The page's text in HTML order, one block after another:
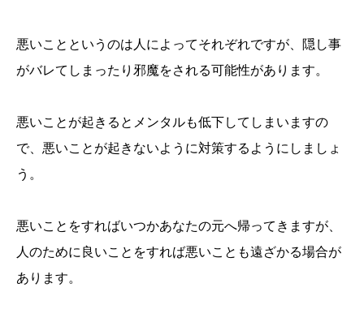
悪いことというのは人によってそれぞれですが、隠し事
がバレてしまったり邪魔をされる可能性があります。
悪いことが起きるとメンタルも低下してしまいますの
で、悪いことが起きないように対策するようにしましょ
う。
悪いことをすればいつかあなたの元へ帰ってきますが、
人のために良いことをすれば悪いことも遠ざかる場合が
あります。